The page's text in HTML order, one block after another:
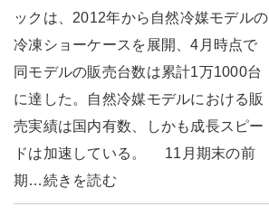
ックは、2012年から自然冷媒モデルの
冷凍ショーケースを展開、4月時点で
同モデルの販売台数は累計1万1000台
に達した。自然冷媒モデルにおける販
売実績は国内有数、しかも成長スピー
ドは加速している。 11月期末の前
期…続きを読む